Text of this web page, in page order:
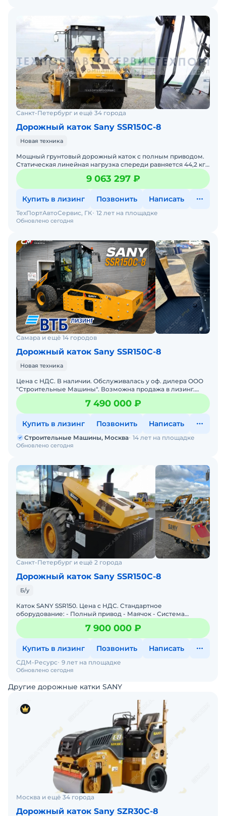
Санкт-Петербург и ещё 34 города
Дорожный каток Sany SSR150C-8
Новая техника
Мощный грунтовый дорожный каток с полным приводом.
Статическая линейная нагрузка спереди равняется 44,2 кг/
см.• Двигатель - Cummins (Англия)• Эксплуат
9 063 297 ₽
Купить в лизинг Позвонить Написать
Обновлено сегодня
ТехПортАвтоСервис, ГК 12 лет на площадке
Самара и ещё 14 городов
Дорожный каток Sany SSR150C-8
Новая техника
Цена с НДС. В наличии. Обслуживалась у оф. дилера ООО
"Строительные Машины". Возможна продажа в лизинг.
Гарантия 18 месяцев. Склад запасных частей. Сервисная го
7 490 000 ₽
Купить в лизинг Позвонить Написать
Обновлено сегодня
Строительные Машины, Москва 14 лет на площадке
Санкт-Петербург и ещё 2 города
Дорожный каток Sany SSR150C-8
Б/у
Каток SANY SSR150. Цена с НДС. Стандартное
оборудование: - Полный привод - Маячок - Система
антипробуксовки - Кондиционер - Камера заднего вида
Дополнител
7 900 000 ₽
Купить в лизинг Позвонить Написать
Обновлено сегодня
СДМ-Ресурс 9 лет на площадке
Другие дорожные катки SANY
Москва и ещё 34 города
Дорожный каток Sany SZR30C-8